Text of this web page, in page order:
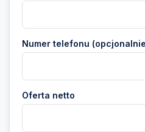
Numer telefonu
Oferta netto